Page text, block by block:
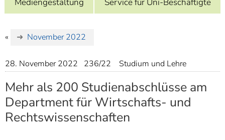
7]
Informationen zur
« November 2022
28. November 2022 236/22 Studium und Lehre
Mehr als 200 Studienabschlüsse am
Department für Wirtschafts- und
Rechtswissenschaften